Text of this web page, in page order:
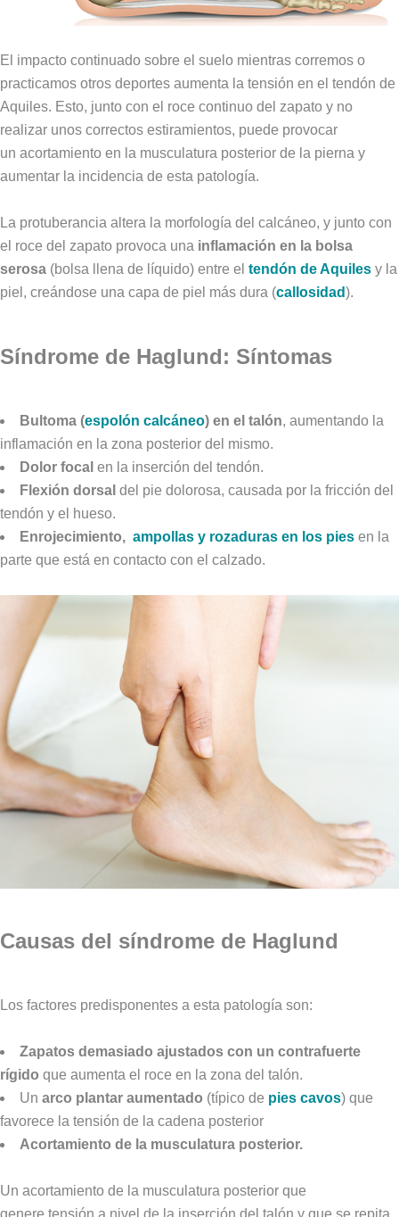
El impacto continuado sobre el suelo mientras corremos o
practicamos otros deportes aumenta la tensión en el tendón de
Aquiles. Esto, junto con el roce continuo del zapato y no
realizar unos correctos estiramientos, puede provocar
un acortamiento en la musculatura posterior de la pierna y
aumentar la incidencia de esta patología.
La protuberancia altera la morfología del calcáneo, y junto con
el roce del zapato provoca una inflamación en la bolsa
serosa (bolsa llena de líquido) entre el tendón de Aquiles y la
piel, creándose una capa de piel más dura (callosidad).
Síndrome de Haglund: Síntomas
Bultoma (espolón calcáneo) en el talón, aumentando la
inflamación en la zona posterior del mismo.
Dolor focal en la inserción del tendón.
Flexión dorsal del pie dolorosa, causada por la fricción del
tendón y el hueso.
Enrojecimiento, ampollas y rozaduras en los pies en la
parte que está en contacto con el calzado.
Causas del síndrome de Haglund
Los factores predisponentes a esta patología son:
Zapatos demasiado ajustados con un contrafuerte
rígido que aumenta el roce en la zona del talón.
Un arco plantar aumentado (típico de pies cavos) que
favorece la tensión de la cadena posterior
Acortamiento de la musculatura posterior.
Un acortamiento de la musculatura posterior que
genere tensión a nivel de la inserción del talón y que se repita